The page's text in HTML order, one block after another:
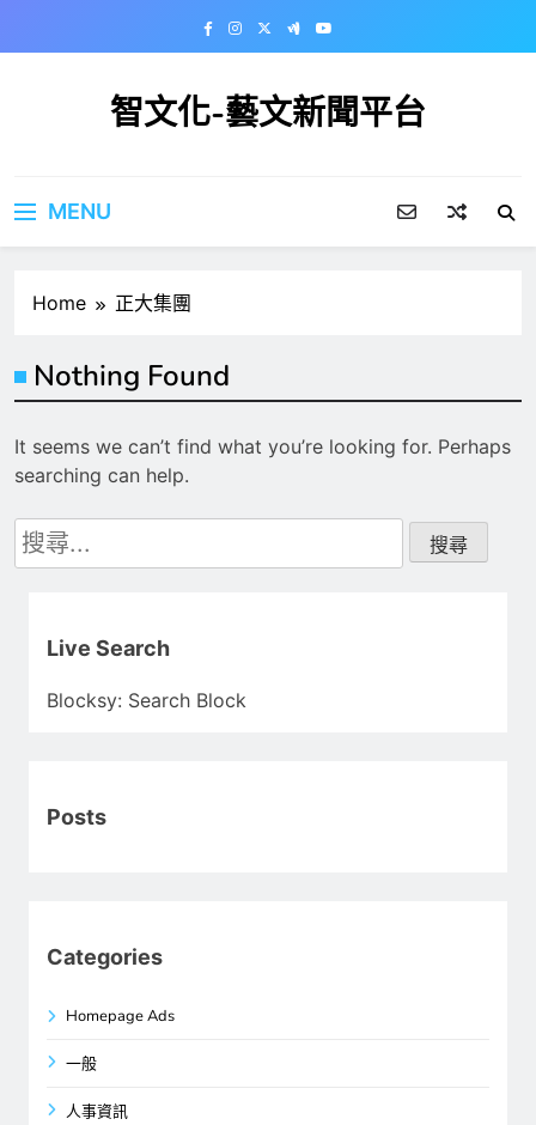
智文化-藝文新聞平台
MENU
Home 正大集團
Nothing Found
It seems we can’t find what you’re looking for. Perhaps
searching can help.
搜
尋
Live Search
Blocksy: Search Block
Posts
Categories
Homepage Ads
一般
人事資訊